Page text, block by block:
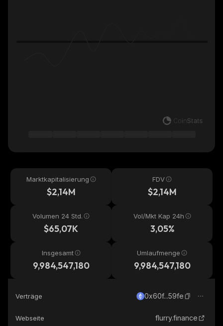
Marktkapitalisierung
$2,14M
FDV
$2,14M
Volumen 24 Std.
$65,07K
Vol/Mkt Kap 24h
3,05%
Insgesamt
9,984,547,180
Umlaufmenge
9,984,547,180
Verträge 0x60f...59fe
Webseite flurry.finance